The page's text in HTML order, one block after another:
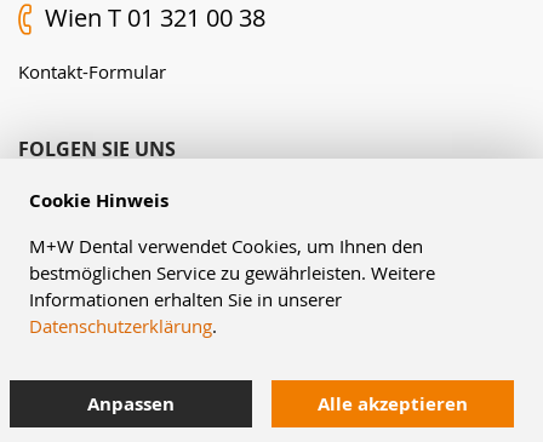
Cookie Hinweis
M+W Dental verwendet Cookies, um Ihnen den
bestmöglichen Service zu gewährleisten. Weitere
Informationen erhalten Sie in unserer
Datenschutzerklärung.
Anpassen Alle akzeptieren
Wien T 01 321 00 38
Kontakt-Formular
FOLGEN SIE UNS
AGB
Impressum Datenschutzerklärung